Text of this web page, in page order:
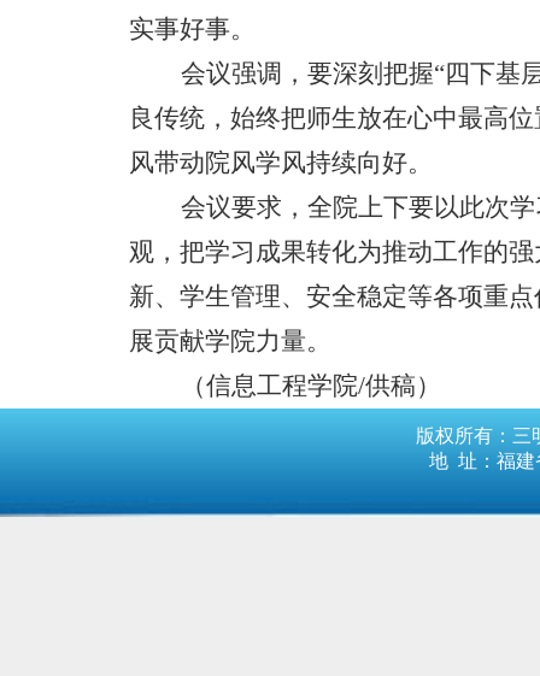
实事好事。
会议强调，要深刻把握“四下基
良传统，始终把师生放在心中最高
风带动院风学风持续向好。
会议要求，全院上下要以此次
观，把学习成果转化为推动工作的
新、学生管理、安全稳定等各项重
展贡献学院力量。
（信息工程学院/供稿）
版权所有：三
地 址：福建